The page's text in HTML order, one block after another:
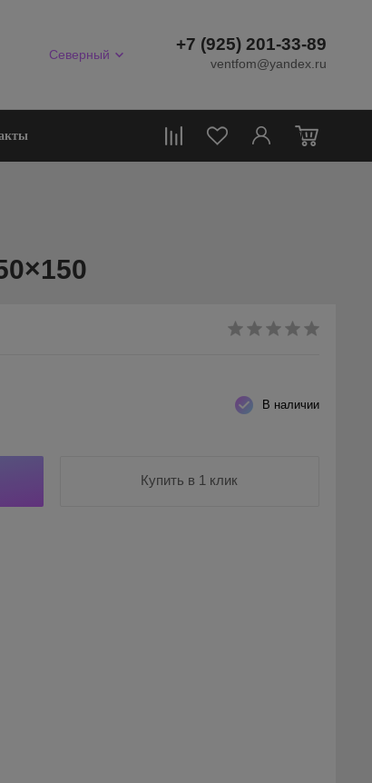
Северный
+7 (925) 201-33-89
ventfom@yandex.ru
0
В наличии
Купить в 1 клик